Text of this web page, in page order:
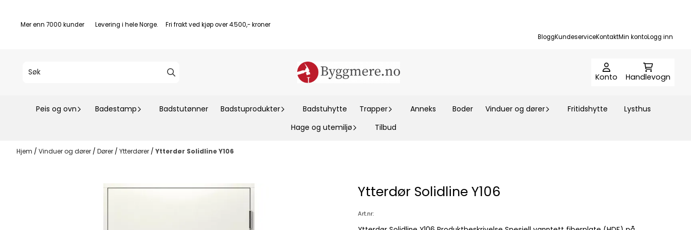
Mer enn 7000 kunder Levering i hele Norge. Fri frakt ved kjøp over 4.500,- kroner
BloggKundeserviceKontaktMin kontoLogg inn
Konto Handlevogn
Peis og ovn Badestamp Badstutønner Badstuprodukter Badstuhytte Trapper Anneks Boder Vinduer og dører Fritidshytte
Lysthus
Hage og utemiljø
Tilbud
Hjem / Vinduer og dører / Dører / Ytterdører / Ytterdør Solidline Y106
Ytterdør Solidline Y106
Art.nr: